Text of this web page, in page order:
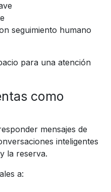
seguimiento humano
para una atención
como
mensajes de
inteligentes
la reserva.
a: